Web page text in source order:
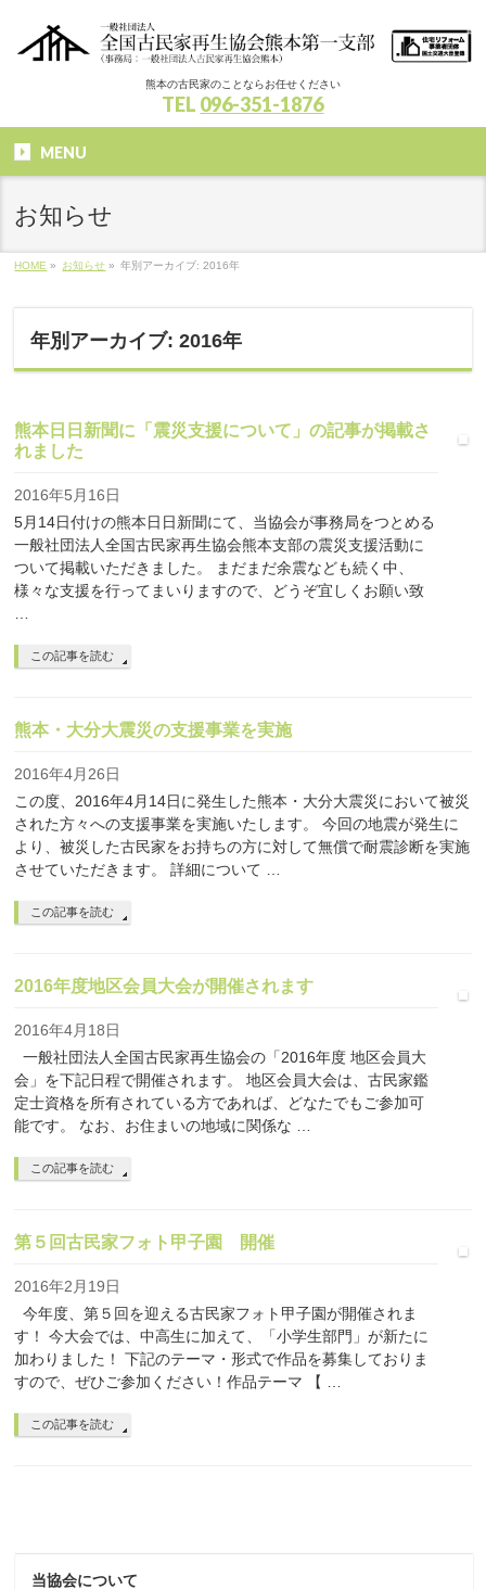
熊本の古民家のことならお任せください
TEL 096-351-1876
MENU
お知らせ
HOME » お知らせ » 年別アーカイブ: 2016年
年別アーカイブ: 2016年
熊本日日新聞に「震災支援について」の記事が掲載さ
れました
2016年5月16日
5月14日付けの熊本日日新聞にて、当協会が事務局をつとめる
一般社団法人全国古民家再生協会熊本支部の震災支援活動に
ついて掲載いただきました。 まだまだ余震なども続く中、
様々な支援を行ってまいりますので、どうぞ宜しくお願い致
この記事を読む
熊本・大分大震災の支援事業を実施
2016年4月26日
この度、2016年4月14日に発生した熊本・大分大震災において被災
された方々への支援事業を実施いたします。 今回の地震が発生に
より、被災した古民家をお持ちの方に対して無償で耐震診断を実施
させていただきます。 詳細について …
この記事を読む
2016年度地区会員大会が開催されます
2016年4月18日
一般社団法人全国古民家再生協会の「2016年度 地区会員大
会」を下記日程で開催されます。 地区会員大会は、古民家鑑
定士資格を所有されている方であれば、どなたでもご参加可
能です。 なお、お住まいの地域に関係な …
この記事を読む
第５回古民家フォト甲子園 開催
2016年2月19日
今年度、第５回を迎える古民家フォト甲子園が開催されま
す！ 今大会では、中高生に加えて、「小学生部門」が新たに
加わりました！ 下記のテーマ・形式で作品を募集しておりま
すので、ぜひご参加ください！作品テーマ 【 …
この記事を読む
当協会について